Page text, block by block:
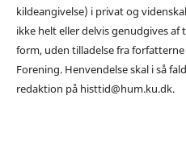
kildeangivelse) i privat og
ikke helt eller delvis genudgives
form, uden tilladelse fra
Forening. Henvendelse skal i så
redaktion på histtid@hum.ku.dk.